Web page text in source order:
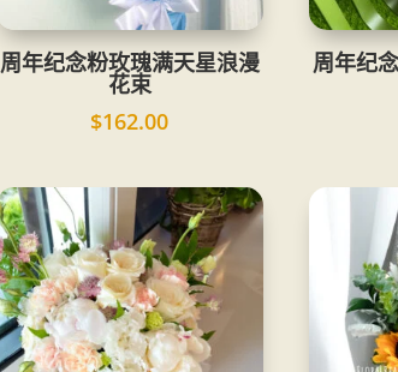
周年纪念粉玫瑰满天星浪漫
花束
$162.00
周年纪